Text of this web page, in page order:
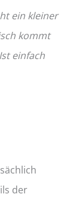
ein kleiner
kommt
einfach
der